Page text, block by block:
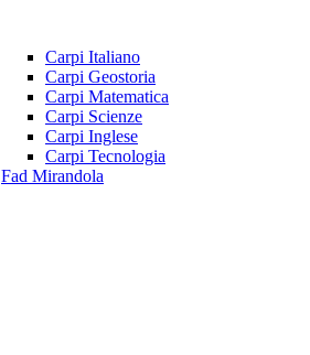
Carpi Italiano
Carpi Geostoria
Carpi Matematica
Carpi Scienze
Carpi Inglese
Carpi Tecnologia
Fad Mirandola